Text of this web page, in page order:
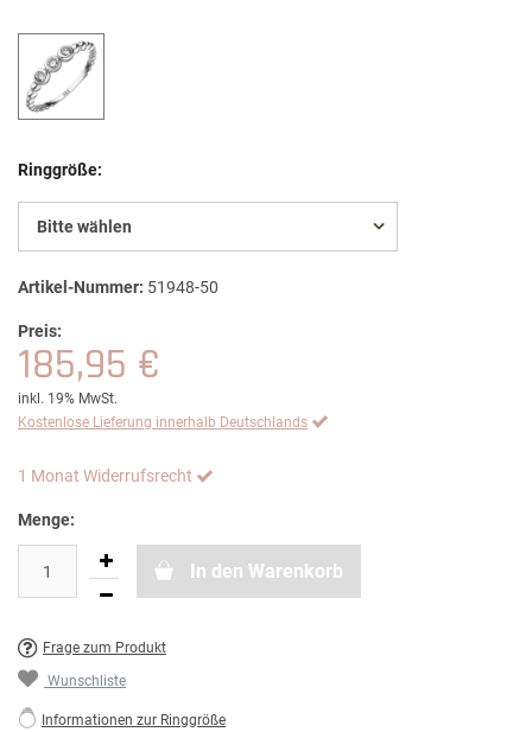
Ringgröße:
Bitte wählen
Artikel-Nummer: 51948-50
Preis:
185,95 €
inkl. 19% MwSt.
Kostenlose Lieferung innerhalb Deutschlands
1 Monat Widerrufsrecht
Menge:
In den Warenkorb
Frage zum Produkt
Wunschliste
Informationen zur Ringgröße